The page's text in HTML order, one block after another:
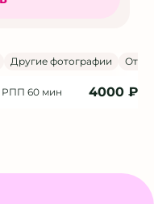
Другие фотографии
РПП 60 мин 4000 ₽